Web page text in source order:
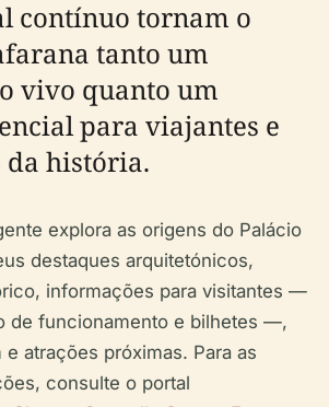
contínuo tornam o
tanto um
vivo quanto um
para viajantes e
da história.
explora as origens do Palácio
destaques arquitetónicos,
informações para visitantes —
de funcionamento e bilhetes —,
atrações próximas. Para as
consulte o portal